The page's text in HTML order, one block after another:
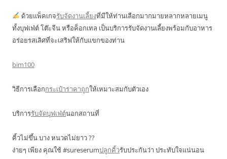
ด้วยแพ็คเกจรับจัดงานเลี้ยงที่มีให้ท่านเลือกมากมายหลากหลายเมนู
ทั้งบุฟเฟ่ต์ โต๊ะจีน หรือค็อกเทล เป็นบริการรับจัดงานเลี้ยงพร้อมกับอาหาร
อร่อยรสเลิศที่จะเสริฟให้กับแขกของท่าน
bim100
วิธีการเลือกกระเป๋าราคาถูกให้เหมาะสมกับตัวเอง
บริการรับจัดบุฟเฟ่ต์นอกสถานที่
คิ้วไม่ขึ้น บาง หนวดไม่ยาว ??
ง่ายๆ เพียง คุณใช้ #sureserumปลูกคิ้วรับประกันว่า ประทับใจแน่นอน